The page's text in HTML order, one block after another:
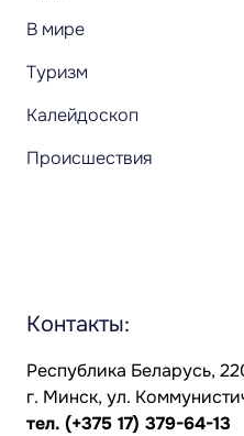
В мире
Туризм
Калейдоскоп
Происшествия
Контакты:
Республика Беларусь,
г. Минск, ул.
тел. (+375 17) 379-64-13